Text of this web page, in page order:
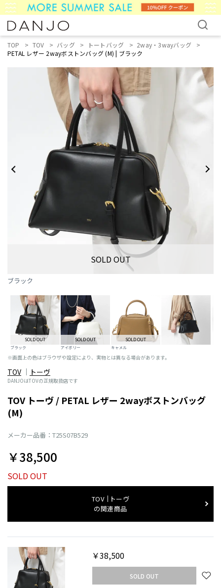
TOP TOV バッグ トートバッグ
2way・3wayバッグ
PETAL レザー 2wayボストンバッグ (M) | ブラック
SOLD OUT
ブラック
SOLD OUT
ブラック
SOLD OUT
アイボリー
SOLD OUT
キャメル
※画面上の色はブラウザや設定により、実物とは異なる場合があります。
TOV トーヴ
DANJOはTOVの正規取扱店です
TOV トーヴ / PETAL レザー 2wayボストンバッグ
(M)
メーカー品番：T25S07B529
￥38,500
SOLD OUT
TOV
トーヴ
の関連商品
￥38,500
SOLD OUT